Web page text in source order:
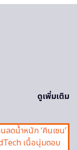
ดูเพิ่มเติม